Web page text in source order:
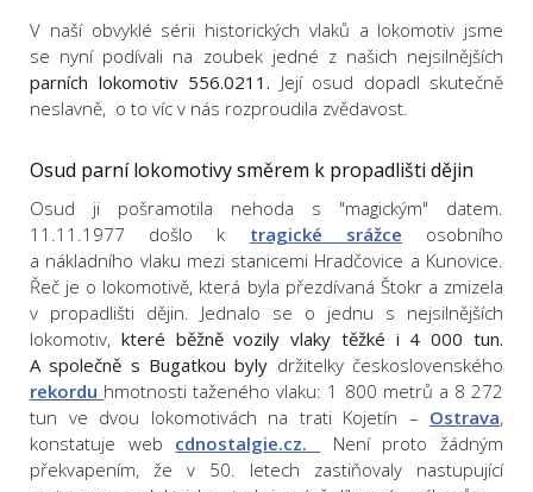
V naší obvyklé sérii historických vlaků a lokomotiv jsme
se nyní podívali na zoubek jedné z našich nejsilnějších
parních lokomotiv 556.0211. Její osud dopadl skutečně
neslavně, o to víc v nás rozproudila zvědavost.
Osud parní lokomotivy směrem k propadlišti dějin
Osud ji pošramotila nehoda s "magickým" datem.
11.11.1977 došlo k tragické srážce osobního
a nákladního vlaku mezi stanicemi Hradčovice a Kunovice.
Řeč je o lokomotivě, která byla přezdívaná Štokr a zmizela
v propadlišti dějin. Jednalo se o jednu s nejsilnějších
lokomotiv, které běžně vozily vlaky těžké i 4 000 tun.
A společně s Bugatkou byly držitelky československého
rekordu hmotnosti taženého vlaku: 1 800 metrů a 8 272
tun ve dvou lokomotivách na trati Kojetín – Ostrava,
konstatuje web cdnostalgie.cz.
Není proto žádným
překvapením, že v 50. letech zastiňovaly nastupující